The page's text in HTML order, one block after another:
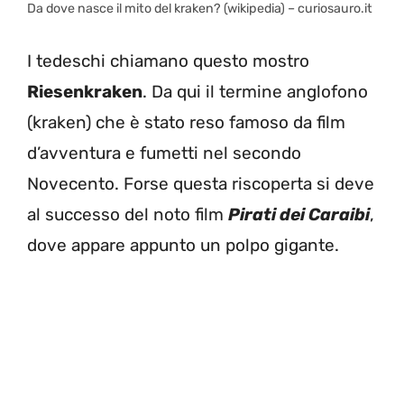
Da dove nasce il mito del kraken? (wikipedia) – curiosauro.it
I tedeschi chiamano questo mostro
Riesenkraken. Da qui il termine anglofono
(kraken) che è stato reso famoso da film
d’avventura e fumetti nel secondo
Novecento. Forse questa riscoperta si deve
al successo del noto film Pirati dei Caraibi,
dove appare appunto un polpo gigante.